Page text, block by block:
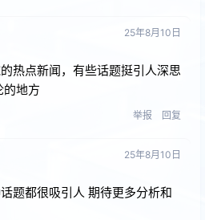
25年8月10日
热点新闻，有些话题挺引人深思
的地方
举报 回复
25年8月10日
题都很吸引人 期待更多分析和